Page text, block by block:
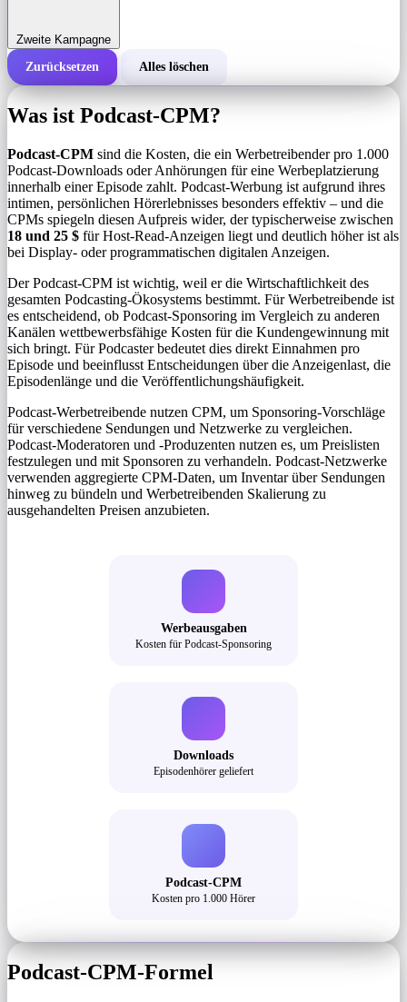
Zweite Kampagne
Gesamtkosten einer Kampagne
Anzahl der Impressionen
Zurücksetzen Alles löschen
Was ist Podcast-CPM?
Podcast-CPM sind die Kosten, die ein Werbetreibender pro 1.000
Podcast-Downloads oder Anhörungen für eine Werbeplatzierung
innerhalb einer Episode zahlt. Podcast-Werbung ist aufgrund ihres
intimen, persönlichen Hörerlebnisses besonders effektiv – und die
CPMs spiegeln diesen Aufpreis wider, der typischerweise zwischen
18 und 25 $ für Host-Read-Anzeigen liegt und deutlich höher ist als
bei Display- oder programmatischen digitalen Anzeigen.
Der Podcast-CPM ist wichtig, weil er die Wirtschaftlichkeit des
gesamten Podcasting-Ökosystems bestimmt. Für Werbetreibende ist
es entscheidend, ob Podcast-Sponsoring im Vergleich zu anderen
Kanälen wettbewerbsfähige Kosten für die Kundengewinnung mit
sich bringt. Für Podcaster bedeutet dies direkt Einnahmen pro
Episode und beeinflusst Entscheidungen über die Anzeigenlast, die
Episodenlänge und die Veröffentlichungshäufigkeit.
Podcast-Werbetreibende nutzen CPM, um Sponsoring-Vorschläge
für verschiedene Sendungen und Netzwerke zu vergleichen.
Podcast-Moderatoren und -Produzenten nutzen es, um Preislisten
festzulegen und mit Sponsoren zu verhandeln. Podcast-Netzwerke
verwenden aggregierte CPM-Daten, um Inventar über Sendungen
hinweg zu bündeln und Werbetreibenden Skalierung zu
ausgehandelten Preisen anzubieten.
Werbeausgaben
Kosten für Podcast-Sponsoring
Downloads
Episodenhörer geliefert
Podcast-CPM
Kosten pro 1.000 Hörer
Podcast-CPM-Formel